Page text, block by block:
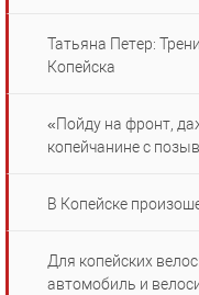
Татьяна Петер:
Копейска
«Пойду на фронт,
копейчанине с
В Копейске
Для копейских
автомобиль и